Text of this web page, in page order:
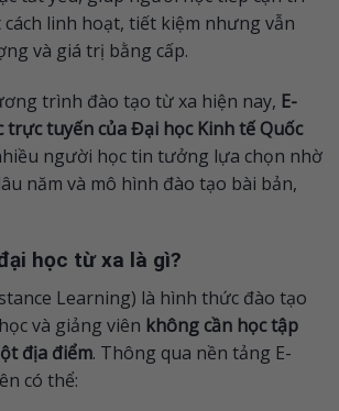
linh hoạt, tiết kiệm nhưng vẫn
và giá trị bằng cấp.
trình đào tạo từ xa hiện nay, E-
trực tuyến củaĐại học Kinh tế Quốc
người học tin tưởng lựa chọn nhờ
năm và mô hình đào tạo bài bản,
học từ xa là gì?
Learning) là hình thức đào tạo
và giảng viên không cần học tập
địa điểm. Thông qua nền tảng E-
có thể: